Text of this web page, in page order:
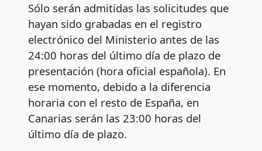
Sólo serán admitidas las solicitudes que
hayan sido grabadas en el registro
electrónico del Ministerio antes de las
24:00 horas del último día de plazo de
presentación (hora oficial española). En
ese momento, debido a la diferencia
horaria con el resto de España, en
Canarias serán las 23:00 horas del
último día de plazo.